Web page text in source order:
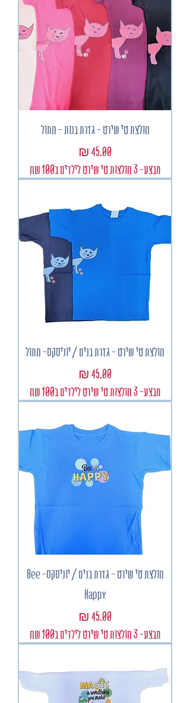
חולצת טי שירט - גזרת בנות - חתול
מחיר
מבצע- 3 חולצות טי שירט לילדים ב100 שח
חולצת טי שירט - גזרת בנים / יוניסקס- חתול
מחיר
מבצע- 3 חולצות טי שירט לילדים ב100 שח
חולצת טי שירט - גזרת בנים / יוניסקס- Bee
Happy
מחיר
מבצע- 3 חולצות טי שירט לילדים ב100 שח